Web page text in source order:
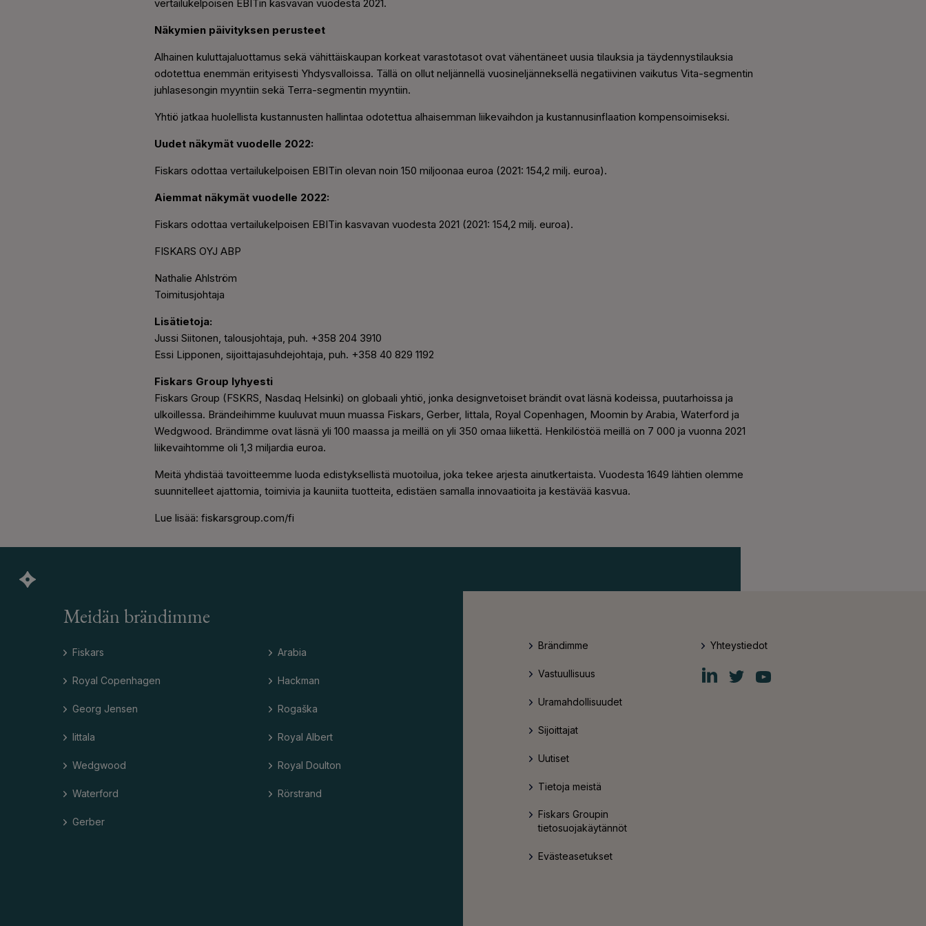
vertailukelpoisen EBITin kasvavan vuodesta 2021.
Näkymien päivityksen perusteet
Alhainen kuluttajaluottamus sekä vähittäiskaupan korkeat varastotasot ovat vähentäneet uusia tilauksia ja täydennystilauksia
odotettua enemmän erityisesti Yhdysvalloissa. Tällä on ollut neljännellä vuosineljänneksellä negatiivinen vaikutus Vita-segmentin
juhlasesongin myyntiin sekä Terra-segmentin myyntiin.
Yhtiö jatkaa huolellista kustannusten hallintaa odotettua alhaisemman liikevaihdon ja kustannusinflaation kompensoimiseksi.
Uudet näkymät vuodelle 2022:
Fiskars odottaa vertailukelpoisen EBITin olevan noin 150 miljoonaa euroa (2021: 154,2 milj. euroa).
Aiemmat näkymät vuodelle 2022:
Fiskars odottaa vertailukelpoisen EBITin kasvavan vuodesta 2021 (2021: 154,2 milj. euroa).
FISKARS OYJ ABP
Nathalie Ahlström
Toimitusjohtaja
Lisätietoja:
Jussi Siitonen, talousjohtaja, puh. +358 204 3910
Essi Lipponen, sijoittajasuhdejohtaja, puh. +358 40 829 1192
Fiskars Group lyhyesti
Fiskars Group (FSKRS, Nasdaq Helsinki) on globaali yhtiö, jonka designvetoiset brändit ovat läsnä kodeissa, puutarhoissa ja
ulkoillessa. Brändeihimme kuuluvat muun muassa Fiskars, Gerber, Iittala, Royal Copenhagen, Moomin by Arabia, Waterford ja
Wedgwood. Brändimme ovat läsnä yli 100 maassa ja meillä on yli 350 omaa liikettä. Henkilöstöä meillä on 7 000 ja vuonna 2021
liikevaihtomme oli 1,3 miljardia euroa.
Meitä yhdistää tavoitteemme luoda edistyksellistä muotoilua, joka tekee arjesta ainutkertaista. Vuodesta 1649 lähtien olemme
suunnitelleet ajattomia, toimivia ja kauniita tuotteita, edistäen samalla innovaatioita ja kestävää kasvua.
Lue lisää: fiskarsgroup.com/fi
Meidän brändimme
Fiskars
Royal Copenhagen
Georg Jensen
Iittala
Wedgwood
Waterford
Gerber
Arabia
Hackman
Rogaška
Royal Albert
Royal Doulton
Rörstrand
Brändimme
Vastuullisuus
Uramahdollisuudet
Sijoittajat
Uutiset
Tietoja meistä
Fiskars Groupin
tietosuojakäytännöt
Evästeasetukset
Yhteystiedot
Fiskars
Group
Fiskars
Group
Fiskars
Group